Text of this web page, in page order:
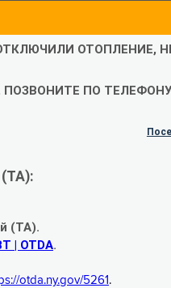
ОТОПЛЕНИЕ,
ПО ТЕЛЕФОНУ
(TA).
| OTDA.
otda.ny.gov/5261.